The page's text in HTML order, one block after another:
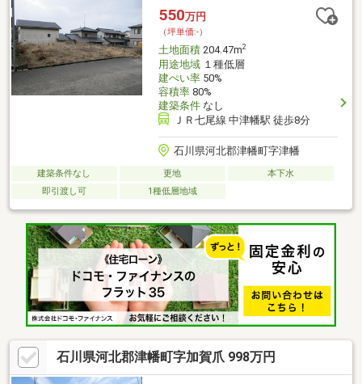
２分。・津幡町の中心地へ車ですぐの便利なところ♪■サポート
■・商談から引渡しまで経験豊富なスタッフが丁寧にサポートい
たします。ぜひ一度お問合せ下さい！
550万円
（坪単価:-）
土地面積204.47m2
用途地域１種低層
建ぺい率50%
容積率80%
建築条件なし
ＪＲ七尾線 中津幡駅 徒歩8分
石川県河北郡津幡町字津幡
建築条件なし 更地
本下水
即引渡し可
1種低層地域
石川県河北郡津幡町字加賀爪 998万円